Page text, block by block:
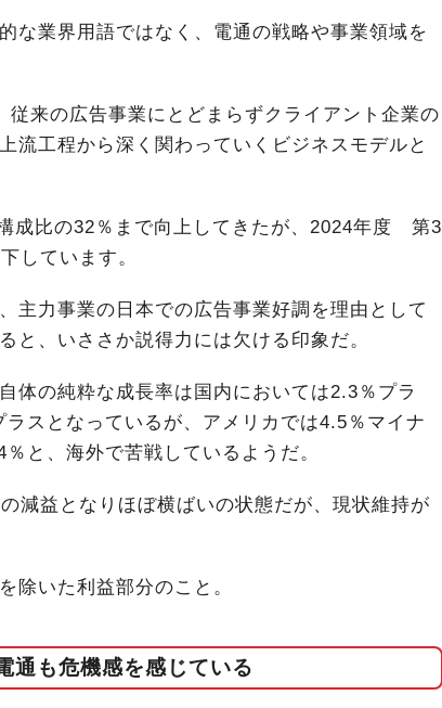
な業界用語ではなく、電通の戦略や事業領域を
来の広告事業にとどまらずクライアント企業の
流工程から深く関わっていくビジネスモデルと
成比の32％まで向上してきたが、2024年度 第3
しています。
主力事業の日本での広告事業好調を理由として
と、いささか説得力には欠ける印象だ。
体の純粋な成長率は国内においては2.3％プラ
スとなっているが、アメリカでは4.5％マイナ
と、海外で苦戦しているようだ。
減益となりほぼ横ばいの状態だが、現状維持が
除いた利益部分のこと。
通も危機感を感じている